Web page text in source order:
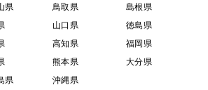
県 鳥取県
島根県
山口県
徳島県
高知県
福岡県
熊本県
大分県
県 沖縄県